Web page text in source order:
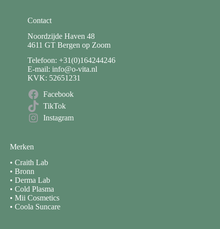
Contact
Noordzijde Haven 48
4611 GT Bergen op Zoom
Telefoon: +31(0)164244246
E-mail: info@o-vita.nl
KVK: 52651231
Facebook
TikTok
Instagram
Merken
• Craith Lab
• Bronn
• Derma Lab
• Cold Plasma
• Mii Cosmetics
• Coola Suncare